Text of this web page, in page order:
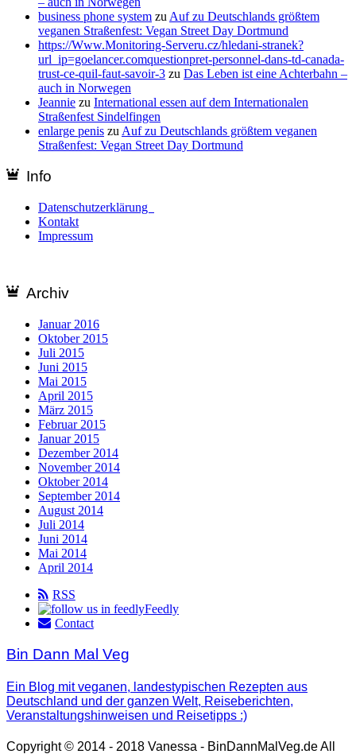
business phone system zu Auf zu Deutschlands größtem
veganen Straßenfest: Vegan Street Day Dortmund
https://Www.Monitoring-Serveru.cz/hledani-stranek?
url_ip=goelancer.comquestionpret-personnel-dans-td-canada-
trust-ce-quil-faut-savoir-3 zu Das Leben ist eine Achterbahn –
auch in Norwegen
Jeannie zu International essen auf dem Internationalen
Straßenfest Sindelfingen
enlarge penis zu Auf zu Deutschlands größtem veganen
Straßenfest: Vegan Street Day Dortmund
Info
Datenschutzerklärung
Kontakt
Impressum
Archiv
Januar 2016
Oktober 2015
Juli 2015
Juni 2015
Mai 2015
April 2015
März 2015
Februar 2015
Januar 2015
Dezember 2014
November 2014
Oktober 2014
September 2014
August 2014
Juli 2014
Juni 2014
Mai 2014
April 2014
RSS
Feedly
Contact
Bin Dann Mal Veg
Ein Blog mit veganen, landestypischen Rezepten aus
Deutschland und der ganzen Welt, Reiseberichten,
Veranstaltungshinweisen und Reisetipps :)
Copyright © 2014 - 2018 Vanessa - BinDannMalVeg.de All